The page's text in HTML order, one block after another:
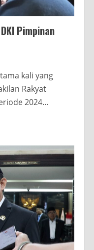
Pimpinan
kali yang
Rakyat
2024...